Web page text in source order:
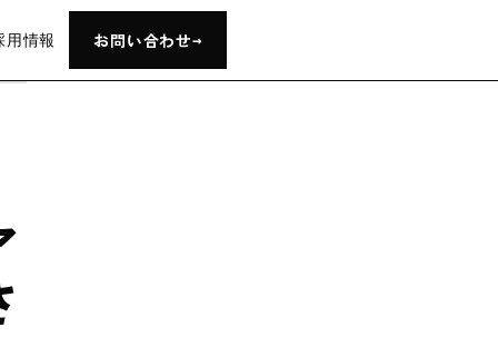
用情報 お問い合わせ→